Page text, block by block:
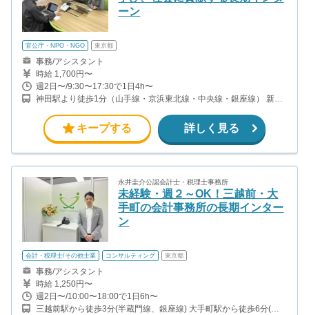
ーン
官公庁・NPO・NGO 東京都
事務/アシスタント
時給 1,700円〜
週2日〜/9:30〜17:30で1日4h〜
神田駅より徒歩1分（山手線・京浜東北線・中央線・銀座線） 新日
蔵門線）
キープする 詳しく見る
永井圭介公認会計士・税理士事務所
未経験・週２～OK！三越前・大
手町の会計事務所の長期インター
ン
会計・税理士/その他士業 コンサルティング 東京都
事務/アシスタント
時給 1,250円〜
週2日〜/10:00〜18:00で1日6h〜
三越前駅から徒歩3分(半蔵門線、銀座線) 大手町駅から徒歩6分(千